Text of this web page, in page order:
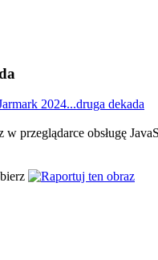
przeglądarce obsługę